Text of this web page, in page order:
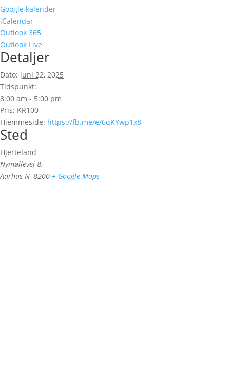
Google kalender
iCalendar
Outlook 365
Outlook Live
Detaljer
Dato: juni 22, 2025
Tidspunkt:
8:00 am - 5:00 pm
Pris: KR100
Hjemmeside: https://fb.me/e/6qKYwp1x8
Sted
Hjerteland
Nymøllevej 8.
Aarhus N, 8200 + Google Maps